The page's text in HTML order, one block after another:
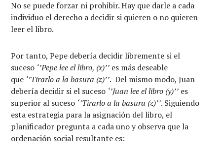
No se puede forzar ni prohibir. Hay que darle a cada
individuo el derecho a decidir si quieren o no quieren
leer el libro.
Por tanto, Pepe debería decidir libremente si el
suceso ‘’Pepe lee el libro, (x)’’ es más deseable
que ‘’Tirarlo a la basura (z)’’. Del mismo modo, Juan
debería decidir si el suceso ‘’Juan lee el libro (y)’’ es
superior al suceso ‘’Tirarlo a la basura (z)’’. Siguiendo
esta estrategia para la asignación del libro, el
planificador pregunta a cada uno y observa que la
ordenación social resultante es: